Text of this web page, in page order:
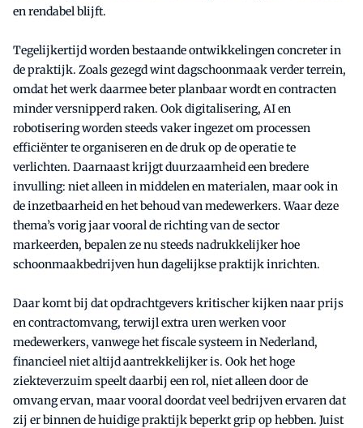
en rendabel blijft.
Tegelijkertijd worden bestaande ontwikkelingen concreter in
de praktijk. Zoals gezegd wint dagschoonmaak verder terrein,
omdat het werk daarmee beter planbaar wordt en contracten
minder versnipperd raken. Ook digitalisering, AI en
robotisering worden steeds vaker ingezet om processen
efficiënter te organiseren en de druk op de operatie te
verlichten. Daarnaast krijgt duurzaamheid een bredere
invulling: niet alleen in middelen en materialen, maar ook in
de inzetbaarheid en het behoud van medewerkers. Waar deze
thema’s vorig jaar vooral de richting van de sector
markeerden, bepalen ze nu steeds nadrukkelijker hoe
schoonmaakbedrijven hun dagelijkse praktijk inrichten.
Daar komt bij dat opdrachtgevers kritischer kijken naar prijs
en contractomvang, terwijl extra uren werken voor
medewerkers, vanwege het fiscale systeem in Nederland,
financieel niet altijd aantrekkelijker is. Ook het hoge
ziekteverzuim speelt daarbij een rol, niet alleen door de
omvang ervan, maar vooral doordat veel bedrijven ervaren dat
zij er binnen de huidige praktijk beperkt grip op hebben. Juist